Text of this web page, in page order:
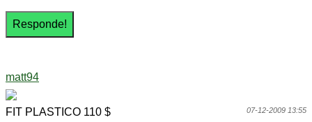
matt94
07-12-2009 13:55
FIT PLASTICO 110 $